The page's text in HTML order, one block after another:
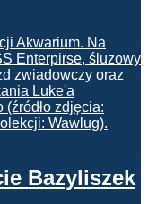
Bazyliszek